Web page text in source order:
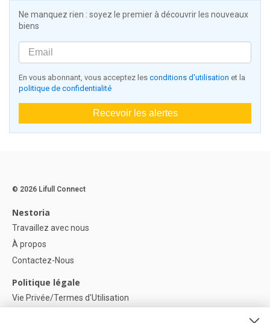
Ne manquez rien : soyez le premier à découvrir les nouveaux
biens
En vous abonnant, vous acceptez les conditions d'utilisation et la
politique de confidentialité
Recevoir les alertes
© 2026 Lifull Connect
Nestoria
Travaillez avec nous
À propos
Contactez-Nous
Politique légale
Vie Privée/Termes d'Utilisation